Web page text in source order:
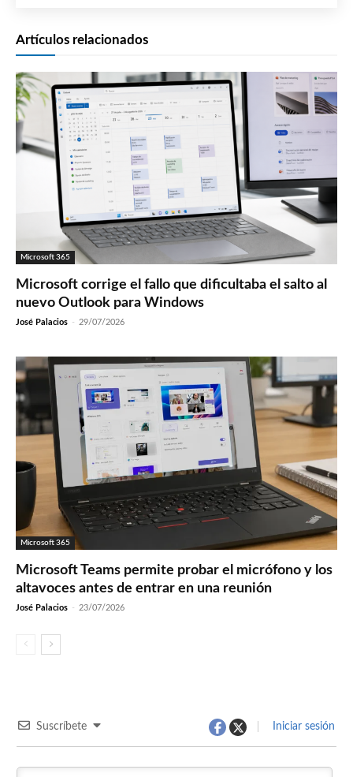
Artículos relacionados
Microsoft 365
Microsoft corrige el fallo que dificultaba el salto al
nuevo Outlook para Windows
José Palacios - 29/07/2026
Microsoft 365
Microsoft Teams permite probar el micrófono y los
altavoces antes de entrar en una reunión
José Palacios - 23/07/2026
Suscríbete Iniciar sesión